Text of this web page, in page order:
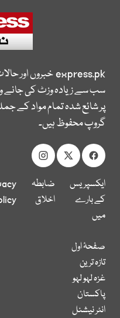
express.pkخبروں اور
سب سے زیادہ وزٹ کی
پر شائع شدہ تمام مواد کے
گروپ محفوظ ہیں۔
ایکسپریس
کے بارے
میں
ضابطہ
اخلاق
صفحۂ اول
تازہ ترین
غزہ لہو لہو
پاکستان
انٹر نیشنل